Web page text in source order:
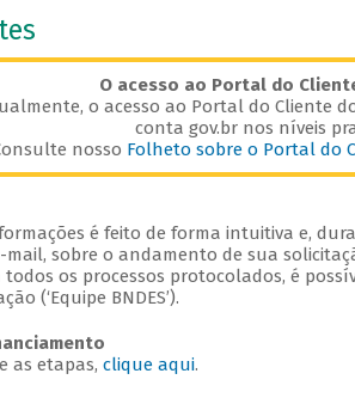
O acesso ao Portal do
o acesso ao Portal do Cliente
conta gov.br nos níveis
nosso Folheto sobre o Portal do
é feito de forma intuitiva e,
sobre o andamento de sua
todos os processos protocolados, é
(‘Equipe BNDES’).
as etapas, clique aqui.